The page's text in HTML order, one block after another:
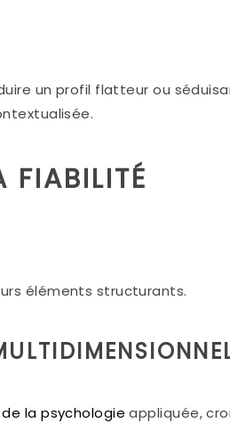
un profil flatteur ou
FIABILITÉ
éléments structurants.
la psychologie appliquée,